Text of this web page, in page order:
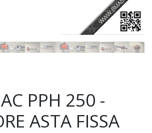
PPH 250 -
ASTA FISSA